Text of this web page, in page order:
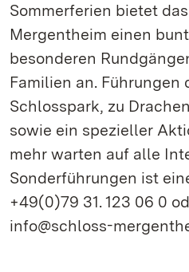
Sommerferien bietet
Mergentheim einen
besonderen
Familien an. Führungen
Schlosspark, zu
sowie ein spezieller
mehr warten auf alle
Sonderführungen ist
+49(0)79 31. 123 06 0
info@schloss-